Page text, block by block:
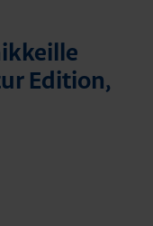
Edition,